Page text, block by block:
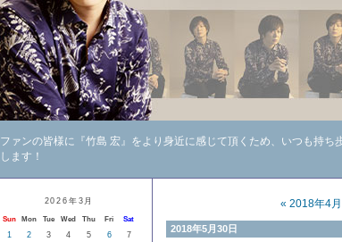
ファンの皆様に『竹島 宏』をより身近に感じて頂くため、いつも持
します！
2026年3月
Sun Mon Tue Wed Thu Fri Sat
1 2 3 4 5 6
7
« 2018年4月
2018年5月30日